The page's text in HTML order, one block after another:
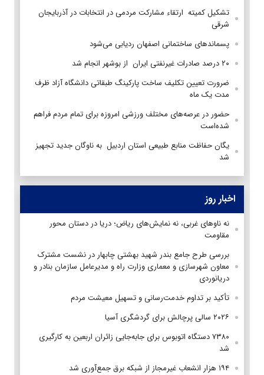
تشکیل کمیته ارتقاء مشارکت مردمی در انتخابات در آذربایجان
شرقی
پسماندهای ساختمانی اصفهان ردیابی می‌شود
۲۰ درصد صادرات غیرنفتی ایران از ‌بوشهر انجام شد
ضرورت تعیین تکلیف ساخت پارکینگ طبقاتی دانشگاه آزاد ظرف
مدت یک ماه
حضور در عرصه‌های مختلف ورزشی امروزه برای تمام مردم فراهم
شده‌است
یگان حفاظت منابع طبیعی استان اردبیل به ناوگان جدید تجهیز
شد
اخبار روز
نه ناوهای غربی، نه نمایش‌های ریاض؛ دریا در دستان محور
مقاومت
بررسی طرح جامع بندر شهید بهشتی چابهار در نشست مشترک
معاون شهرسازی و معماری وزارت راه و مدیرعامل سازمان بنادر و
دریانوردی
تأکید بر تداوم خدمت‌رسانی و تسهیل معیشت مردم
۲۰۲۶ سالی پرچالش برای گردشگری آسیا
۷۳۸۰ دستگاه اتوبوس برای جابه‌جایی زائران اربعین به‌ کارگیری
شد
۱۹۴ هزار انشعاب غیرمجاز از شبکه برق جمع‌آوری شد